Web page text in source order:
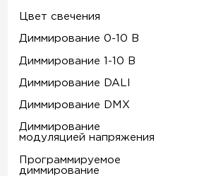
Цвет свечения
Диммирование 0-10 В
Диммирование 1-10 В
Диммирование DALI
Диммирование DMX
Диммирование
модуляцией напряжения
Программируемое
диммирование